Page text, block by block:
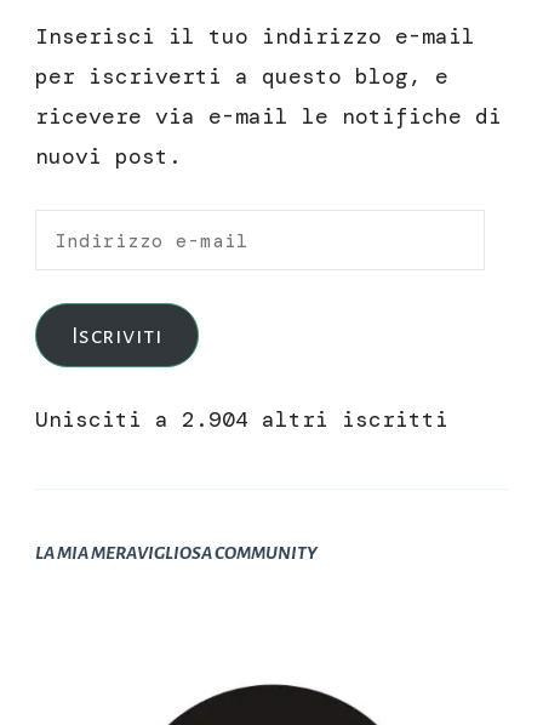
Inserisci il tuo indirizzo e-mail
per iscriverti a questo blog, e
ricevere via e-mail le notifiche di
nuovi post.
Indirizzo
mail
Iscriviti
Unisciti a 2.904 altri iscritti
LA MIA MERAVIGLIOSA COMMUNITY